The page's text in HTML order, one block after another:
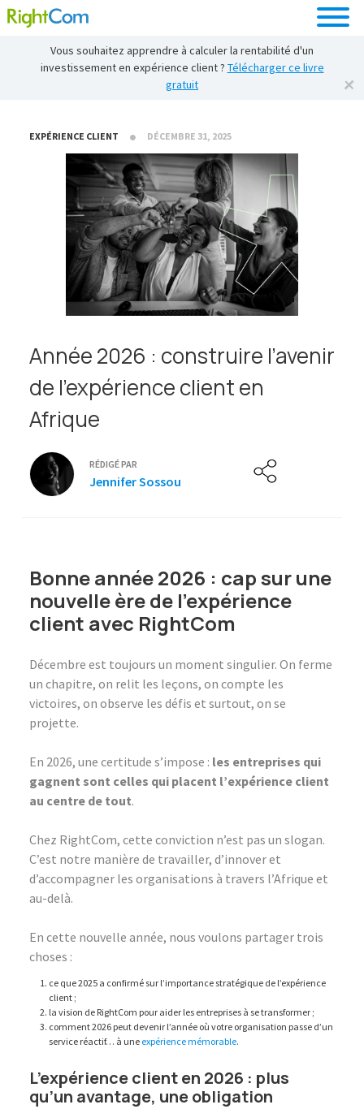
Vous souhaitez apprendre à calculer la rentabilité d'un
investissement en expérience client ? Télécharger ce livre
gratuit
EXPÉRIENCE CLIENT DÉCEMBRE 31, 2025
Année 2026 : construire l’avenir
de l’expérience client en
Afrique
RÉDIGÉ PAR
Jennifer Sossou
Bonne année 2026 : cap sur une
nouvelle ère de l’expérience
client avec RightCom
Décembre est toujours un moment singulier. On ferme
un chapitre, on relit les leçons, on compte les
victoires, on observe les défis et surtout, on se
projette.
En 2026, une certitude s’impose : les entreprises qui
gagnent sont celles qui placent l’expérience client
au centre de tout.
Chez RightCom, cette conviction n’est pas un slogan.
C’est notre manière de travailler, d’innover et
d’accompagner les organisations à travers l’Afrique et
au-delà.
En cette nouvelle année, nous voulons partager trois
choses :
ce que 2025 a confirmé sur l’importance stratégique de l’expérience
client ;
la vision de RightCom pour aider les entreprises à se transformer ;
comment 2026 peut devenir l’année où votre organisation passe d’un
service réactif… à une expérience mémorable.
L’expérience client en 2026 : plus
qu’un avantage, une obligation